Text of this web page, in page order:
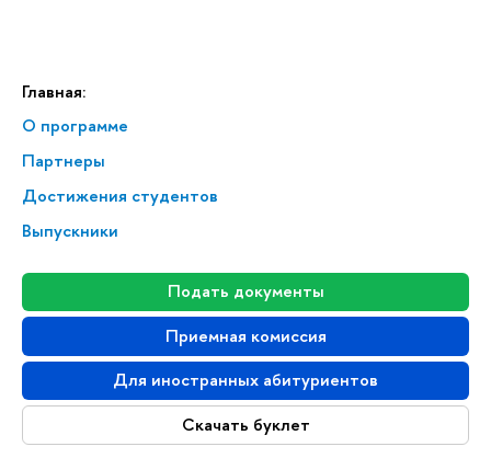
Главная:
О программе
Партнеры
Достижения студентов
Выпускники
Подать документы
Приемная комиссия
Для иностранных абитуриентов
Скачать буклет